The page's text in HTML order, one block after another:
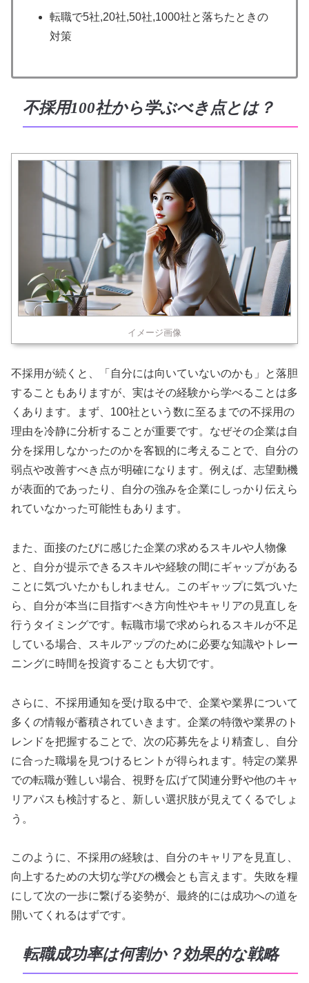
転職で5社,20社,50社,1000社と落ちたときの
対策
不採用100社から学ぶべき点とは？
イメージ画像
不採用が続くと、「自分には向いていないのかも」と落胆
することもありますが、実はその経験から学べることは多
くあります。まず、100社という数に至るまでの不採用の
理由を冷静に分析することが重要です。なぜその企業は自
分を採用しなかったのかを客観的に考えることで、自分の
弱点や改善すべき点が明確になります。例えば、志望動機
が表面的であったり、自分の強みを企業にしっかり伝えら
れていなかった可能性もあります。
また、面接のたびに感じた企業の求めるスキルや人物像
と、自分が提示できるスキルや経験の間にギャップがある
ことに気づいたかもしれません。このギャップに気づいた
ら、自分が本当に目指すべき方向性やキャリアの見直しを
行うタイミングです。転職市場で求められるスキルが不足
している場合、スキルアップのために必要な知識やトレー
ニングに時間を投資することも大切です。
さらに、不採用通知を受け取る中で、企業や業界について
多くの情報が蓄積されていきます。企業の特徴や業界のト
レンドを把握することで、次の応募先をより精査し、自分
に合った職場を見つけるヒントが得られます。特定の業界
での転職が難しい場合、視野を広げて関連分野や他のキャ
リアパスも検討すると、新しい選択肢が見えてくるでしょ
う。
このように、不採用の経験は、自分のキャリアを見直し、
向上するための大切な学びの機会とも言えます。失敗を糧
にして次の一歩に繋げる姿勢が、最終的には成功への道を
開いてくれるはずです。
転職成功率は何割か？効果的な戦略